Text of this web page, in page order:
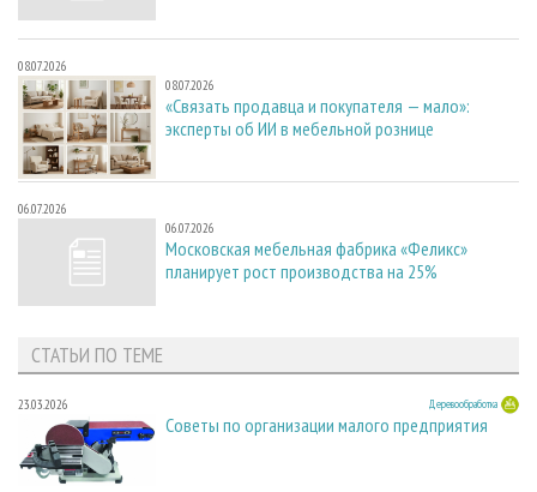
08.07.2026
08.07.2026
«Связать продавца и покупателя — мало»:
эксперты об ИИ в мебельной рознице
06.07.2026
06.07.2026
Московская мебельная фабрика «Феликс»
планирует рост производства на 25%
СТАТЬИ ПО ТЕМЕ
23.03.2026 Деревообработка
Советы по организации малого предприятия